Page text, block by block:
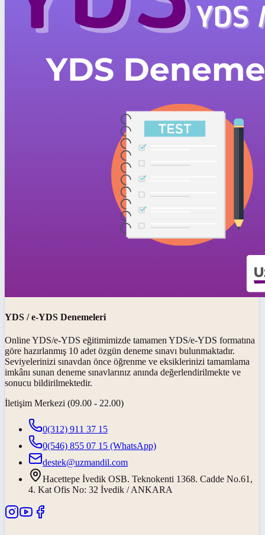
YDS / e-YDS Denemeleri
Online YDS/e-YDS eğitimimizde tamamen YDS/e-YDS formatına
göre hazırlanmış 10 adet özgün deneme sınavı bulunmaktadır.
Seviyelerinizi sınavdan önce öğrenme ve eksiklerinizi tamamlama
imkânı sunan deneme sınavlarınız anında değerlendirilmekte ve
sonucu bildirilmektedir.
İletişim Merkezi (09.00 - 22.00)
0(312) 911 37 15
0(546) 855 07 15 (WhatsApp)
destek@uzmandil.com
Hacettepe İvedik OSB. Teknokenti 1368. Cadde No.61,
4. Kat Ofis No: 32 İvedik / ANKARA